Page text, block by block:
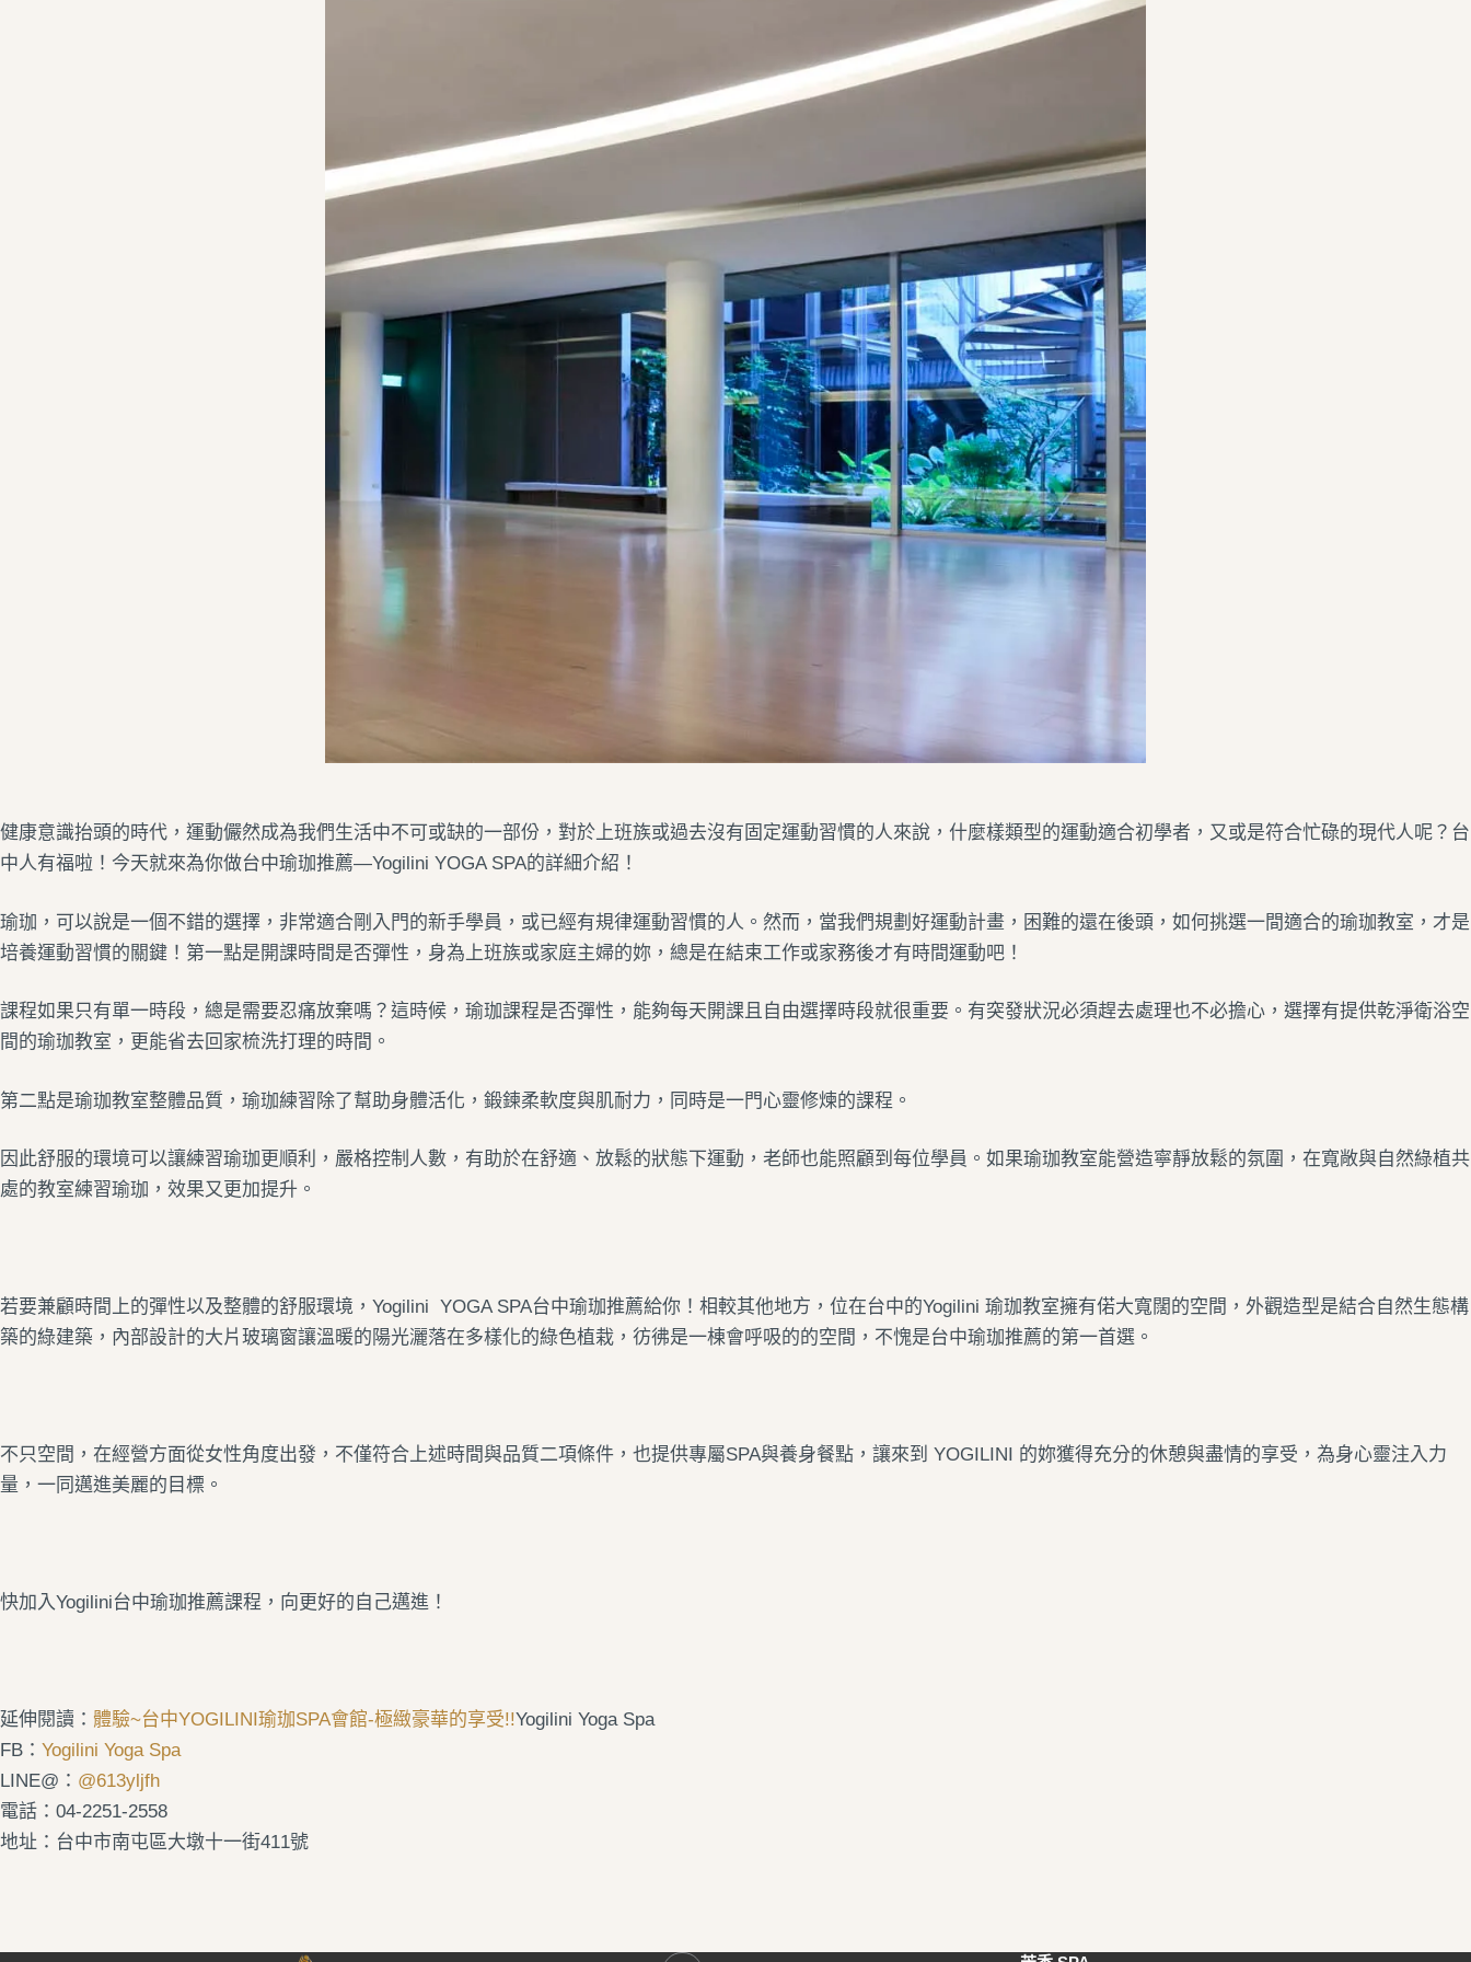
健康意識抬頭的時代，運動儼然成為我們生活中不可或缺的一部份，對於上班族或過去沒有固定運動習慣的人來說，什麼樣類型的運動適合初學者，又或是符合忙碌的現代人呢？ 台
中人有福啦！今天就來為你做台中瑜珈推薦—Yogilini YOGA SPA的詳細介紹！
瑜珈，可以說是一個不錯的選擇，非常適合剛入門的新手學員，或已經有規律運動習慣的人。然而，當我們規劃好運動計畫，困難的還在後頭，如何挑選一間適合的瑜珈教室，才是
培養運動習慣的關鍵！ 第一點是開課時間是否彈性，身為上班族或家庭主婦的妳，總是在結束工作或家務後才有時間運動吧！
課程如果只有單一時段，總是需要忍痛放棄嗎？這時候，瑜珈課程是否彈性，能夠每天開課且自由選擇時段就很重要。有突發狀況必須趕去處理也不必擔心，選擇有提供乾淨衛浴空
間的瑜珈教室，更能省去回家梳洗打理的時間。
第二點是瑜珈教室整體品質，瑜珈練習除了幫助身體活化，鍛鍊柔軟度與肌耐力，同時是一門心靈修煉的課程。
因此舒服的環境可以讓練習瑜珈更順利，嚴格控制人數，有助於在舒適、放鬆的狀態下運動，老師也能照顧到每位學員。如果瑜珈教室能營造寧靜放鬆的氛圍，在寬敞與自然綠植共
處的教室練習瑜珈，效果又更加提升。
若要兼顧時間上的彈性以及整體的舒服環境，Yogilini YOGA SPA台中瑜珈推薦給你！ 相較其他地方，位在台中的Yogilini 瑜珈教室擁有偌大寬闊的空間，外觀造型是結合自然生態構
築的綠建築，內部設計的大片玻璃窗讓溫暖的陽光灑落在多樣化的綠色植栽，彷彿是一棟會呼吸的的空間，不愧是台中瑜珈推薦的第一首選。
不只空間，在經營方面從女性角度出發，不僅符合上述時間與品質二項條件，也提供專屬SPA與養身餐點，讓來到 YOGILINI 的妳獲得充分的休憩與盡情的享受，為身心靈注入力
量，一同邁進美麗的目標。
快加入Yogilini台中瑜珈推薦課程，向更好的自己邁進！
延伸閱讀： 體驗~台中YOGILINI瑜珈SPA會館-極緻豪華的享受!!Yogilini Yoga Spa
FB： Yogilini Yoga Spa
LINE@： @613yljfh
電話：04-2251-2558
地址：台中市南屯區大墩十一街411號